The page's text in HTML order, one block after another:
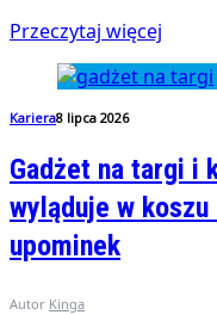
Przeczytaj więcej
Kariera8 lipca 2026
Gadżet na targi i
wyląduje w
upominek
Autor Kinga